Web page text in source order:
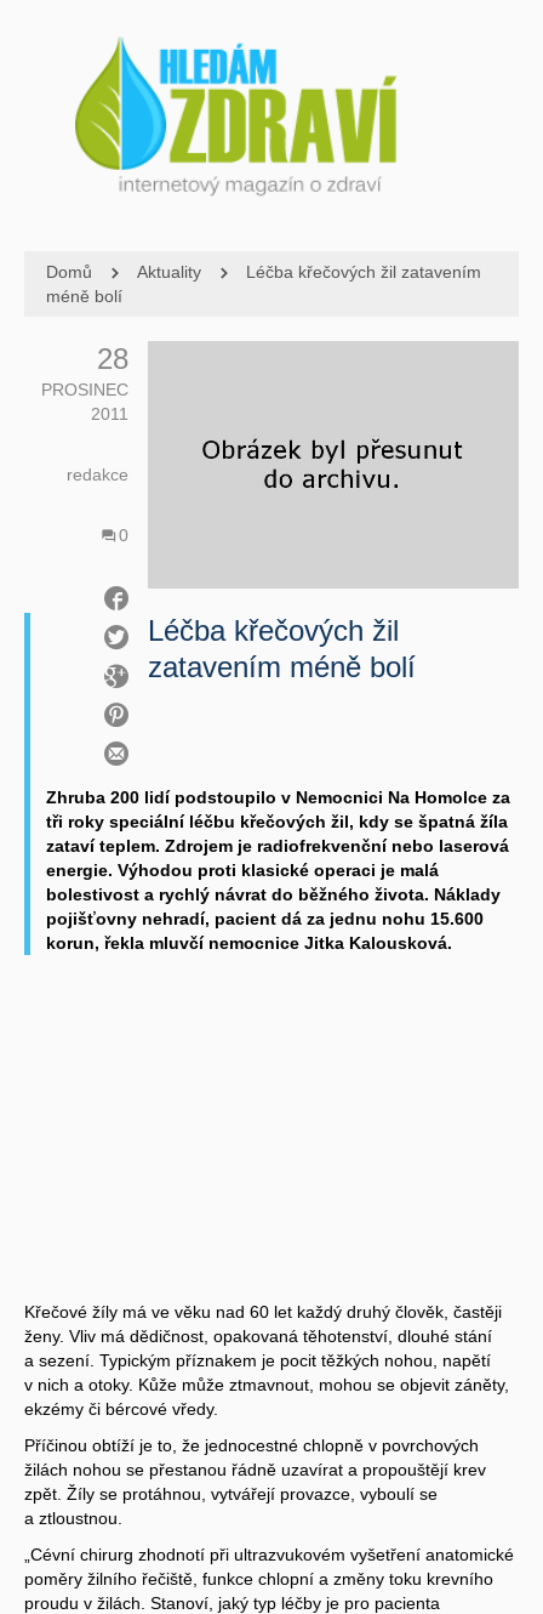
Domů Aktuality
Léčba křečových žil zatavením
méně bolí
28
PROSINEC
2011
redakce
0
Léčba křečových žil
zatavením méně bolí
Zhruba 200 lidí podstoupilo v Nemocnici Na Homolce za
tři roky speciální léčbu křečových žil, kdy se špatná žíla
zataví teplem. Zdrojem je radiofrekvenční nebo laserová
energie. Výhodou proti klasické operaci je malá
bolestivost a rychlý návrat do běžného života. Náklady
pojišťovny nehradí, pacient dá za jednu nohu 15.600
korun, řekla mluvčí nemocnice Jitka Kalousková.
Křečové žíly má ve věku nad 60 let každý druhý člověk, častěji
ženy. Vliv má dědičnost, opakovaná těhotenství, dlouhé stání
a sezení. Typickým příznakem je pocit těžkých nohou, napětí
v nich a otoky. Kůže může ztmavnout, mohou se objevit záněty,
ekzémy či bércové vředy.
Příčinou obtíží je to, že jednocestné chlopně v povrchových
žilách nohou se přestanou řádně uzavírat a propouštějí krev
zpět. Žíly se protáhnou, vytvářejí provazce, vyboulí se
a ztloustnou.
„Cévní chirurg zhodnotí při ultrazvukovém vyšetření anatomické
poměry žilního řečiště, funkce chlopní a změny toku krevního
proudu v žilách. Stanoví, jaký typ léčby je pro pacienta